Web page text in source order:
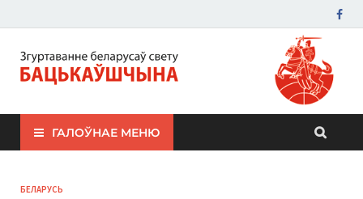
ЗБС "Бацькаўшчына"
ГАЛОЎНАЕ МЕНЮ
БЕЛАРУСЬ